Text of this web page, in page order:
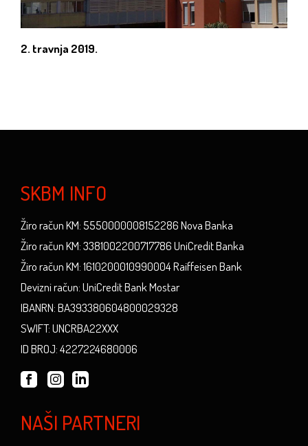
2. travnja 2019.
SKBM INFO
Žiro račun KM: 5550000008152286 Nova Banka
Žiro račun KM: 3381002200717786 UniCredit Banka
Žiro račun KM: 1610200010990004 Raiffeisen Bank
Devizni račun: UniCredit Bank Mostar
IBANRN: BA393380604800029328
SWIFT: UNCRBA22XXX
ID BROJ: 4227224680006
NAŠI PARTNERI